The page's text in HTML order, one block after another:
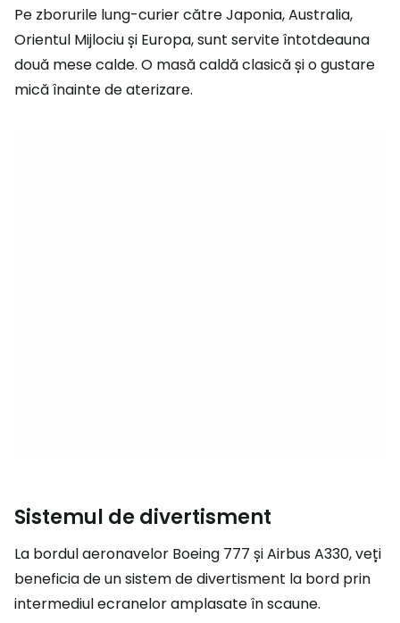
Pe zborurile lung-curier către Japonia, Australia,
Orientul Mijlociu și Europa, sunt servite întotdeauna
două mese calde. O masă caldă clasică și o gustare
mică înainte de aterizare.
Sistemul de divertisment
La bordul aeronavelor Boeing 777 și Airbus A330, veți
beneficia de un sistem de divertisment la bord prin
intermediul ecranelor amplasate în scaune.